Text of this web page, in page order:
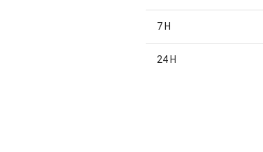
7 H
24 H